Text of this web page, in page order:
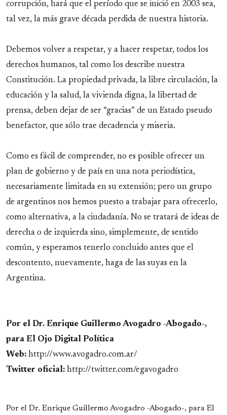
corrupción, hará que el período que se inició en 2003 sea,
tal vez, la más grave década perdida de nuestra historia.
Debemos volver a respetar, y a hacer respetar, todos los
derechos humanos, tal como los describe nuestra
Constitución. La propiedad privada, la libre circulación, la
educación y la salud, la vivienda digna, la libertad de
prensa, deben dejar de ser “gracias” de un Estado pseudo
benefactor, que sólo trae decadencia y miseria.
Como es fácil de comprender, no es posible ofrecer un
plan de gobierno y de país en una nota periodística,
necesariamente limitada en su extensión; pero un grupo
de argentinos nos hemos puesto a trabajar para ofrecerlo,
como alternativa, a la ciudadanía. No se tratará de ideas de
derecha o de izquierda sino, simplemente, de sentido
común, y esperamos tenerlo concluido antes que el
descontento, nuevamente, haga de las suyas en la
Argentina.
Por el Dr. Enrique Guillermo Avogadro -Abogado-,
para El Ojo Digital Política
Web: http://www.avogadro.com.ar/
Twitter oficial: http://twitter.com/egavogadro
Por el Dr. Enrique Guillermo Avogadro -Abogado-, para El